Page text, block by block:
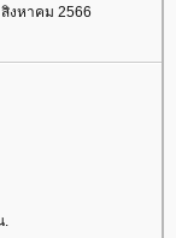
สิงหาคม 2566
.